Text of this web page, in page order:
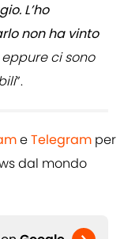
L’ho
non ha vinto
ci sono
”.
eTelegram per
dal mondo